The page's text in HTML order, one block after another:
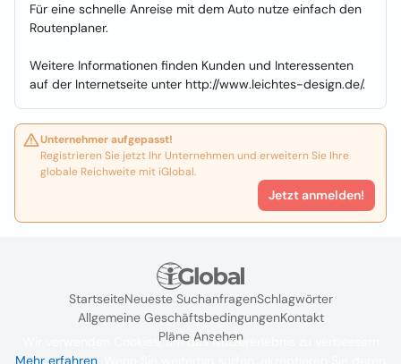
Für eine schnelle Anreise mit dem Auto nutze einfach den
Routenplaner.
Weitere Informationen finden Kunden und Interessenten
auf der Internetseite unter http://www.leichtes-design.de/.
Unternehmer aufgepasst!
Registrieren Sie jetzt Ihr Unternehmen und erweitern Sie Ihre
globale Reichweite mit iGlobal.
Jetzt anmelden!
StartseiteNeueste SuchanfragenSchlagwörter
Allgemeine GeschäftsbedingungenKontakt
Pläne Ansehen
Wir verwenden Cookies, um das Nutzererlebnis zu verbessern
Mehr erfahren